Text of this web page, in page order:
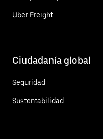
Uber Freight
Ciudadanía global
Seguridad
Sustentabilidad